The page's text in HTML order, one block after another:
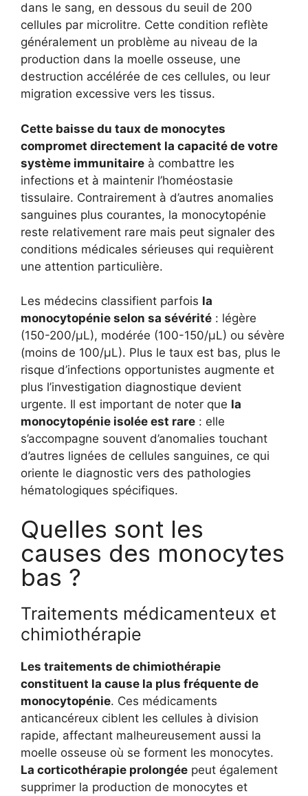
dans le sang, en dessous du seuil de 200
cellules par microlitre. Cette condition reflète
généralement un problème au niveau de la
production dans la moelle osseuse, une
destruction accélérée de ces cellules, ou leur
migration excessive vers les tissus.
Cette baisse du taux de monocytes
compromet directement la capacité de votre
système immunitaire à combattre les
infections et à maintenir l’homéostasie
tissulaire. Contrairement à d’autres anomalies
sanguines plus courantes, la monocytopénie
reste relativement rare mais peut signaler des
conditions médicales sérieuses qui requièrent
une attention particulière.
Les médecins classifient parfois la
monocytopénie selon sa sévérité : légère
(150-200/µL), modérée (100-150/µL) ou sévère
(moins de 100/µL). Plus le taux est bas, plus le
risque d’infections opportunistes augmente et
plus l’investigation diagnostique devient
urgente. Il est important de noter que la
monocytopénie isolée est rare : elle
s’accompagne souvent d’anomalies touchant
d’autres lignées de cellules sanguines, ce qui
oriente le diagnostic vers des pathologies
hématologiques spécifiques.
Quelles sont les
causes des monocytes
bas ?
Traitements médicamenteux et
chimiothérapie
Les traitements de chimiothérapie
constituent la cause la plus fréquente de
monocytopénie. Ces médicaments
anticancéreux ciblent les cellules à division
rapide, affectant malheureusement aussi la
moelle osseuse où se forment les monocytes.
La corticothérapie prolongée peut également
supprimer la production de monocytes et